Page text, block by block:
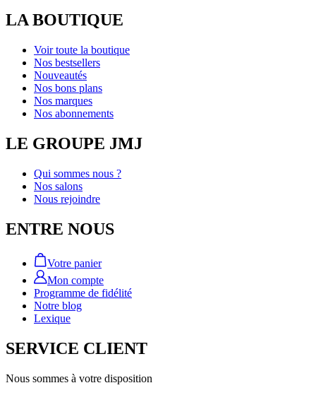
LA BOUTIQUE
Voir toute la boutique
Nos bestsellers
Nouveautés
Nos bons plans
Nos marques
Nos abonnements
LE GROUPE JMJ
Qui sommes nous ?
Nos salons
Nous rejoindre
ENTRE NOUS
Votre panier
Mon compte
Programme de fidélité
Notre blog
Lexique
SERVICE CLIENT
Nous sommes à votre disposition